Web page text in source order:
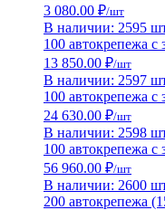
3 080.00 ₽/шт
В наличии: 2595
100 автокрепежа с
13 850.00 ₽/шт
В наличии: 2597
100 автокрепежа с
24 630.00 ₽/шт
В наличии: 2598
100 автокрепежа с
56 960.00 ₽/шт
В наличии: 2600
200 автокрепежа